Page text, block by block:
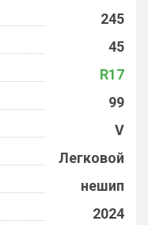
245
45
R17
99
V
Легковой
нешип
2024